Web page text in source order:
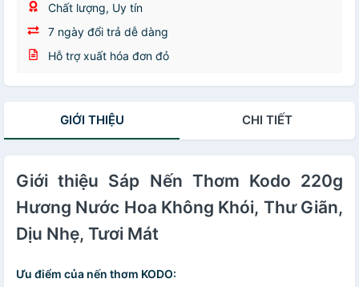
Chất lượng, Uy tín
7 ngày đổi trả dễ dàng
Hỗ trợ xuất hóa đơn đỏ
GIỚI THIỆU CHI TIẾT
Giới thiệu Sáp Nến Thơm Kodo 220g
Hương Nước Hoa Không Khói, Thư Giãn,
Dịu Nhẹ, Tươi Mát
Ưu điểm của nến thơm KODO: